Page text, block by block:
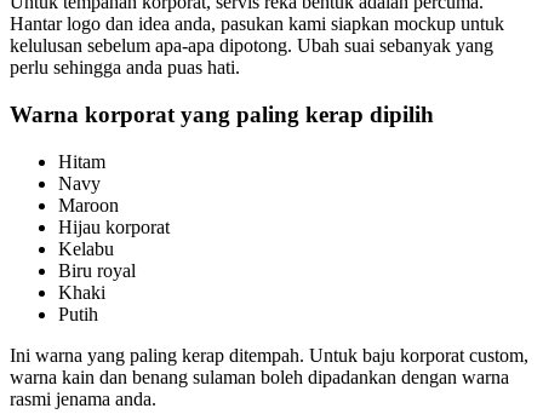
Hantar logo dan idea anda, pasukan kami siapkan mockup untuk
kelulusan sebelum apa-apa dipotong. Ubah suai sebanyak yang
perlu sehingga anda puas hati.
Warna korporat yang paling kerap dipilih
Hitam
Navy
Maroon
Hijau korporat
Kelabu
Biru royal
Khaki
Putih
Ini warna yang paling kerap ditempah. Untuk baju korporat custom,
warna kain dan benang sulaman boleh dipadankan dengan warna
rasmi jenama anda.